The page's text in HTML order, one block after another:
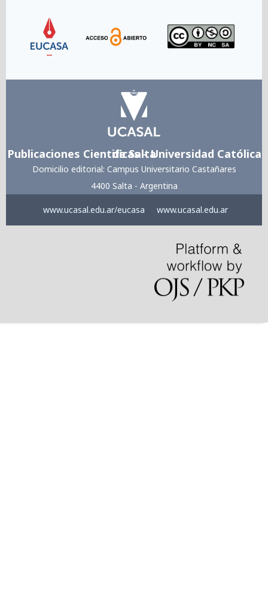
Link
Publicaciones Cientificas - Universidad Católica de Salta
Domicilio editorial: Campus Universitario Castañares
4400 Salta - Argentina
www.ucasal.edu.ar/eucasa www.ucasal.edu.ar